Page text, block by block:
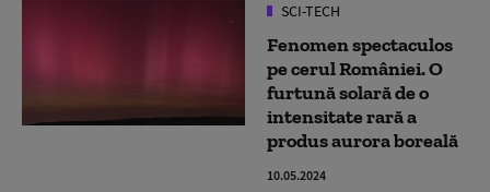
SCI-TECH
Fenomen spectaculos
pe cerul României. O
furtună solară de o
intensitate rară a
produs aurora boreală
10.05.2024